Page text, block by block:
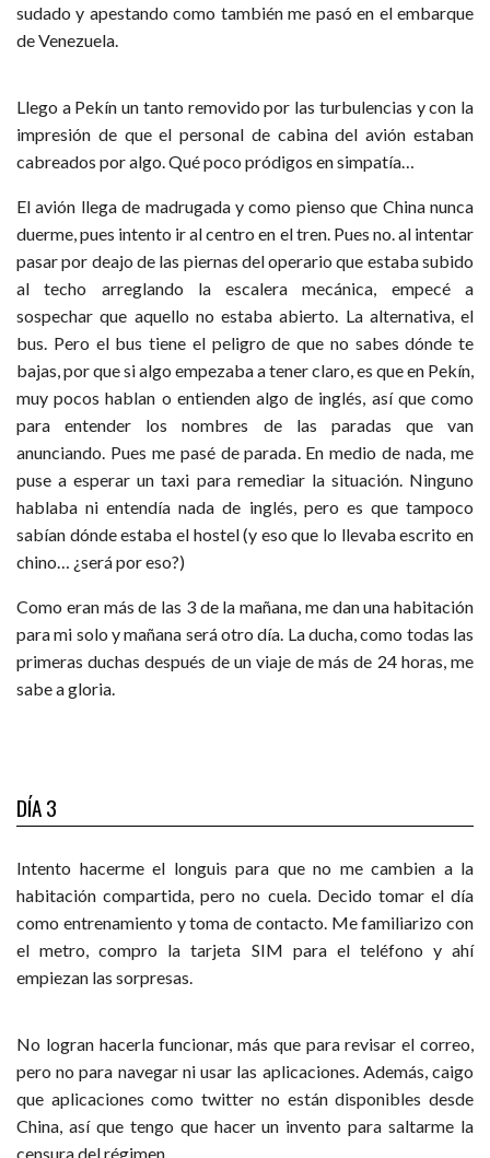
sudado y apestando como también me pasó en el embarque
de Venezuela.
Llego a Pekín un tanto removido por las turbulencias y con la
impresión de que el personal de cabina del avión estaban
cabreados por algo. Qué poco pródigos en simpatía…
El avión llega de madrugada y como pienso que China nunca
duerme, pues intento ir al centro en el tren. Pues no. al intentar
pasar por deajo de las piernas del operario que estaba subido
al techo arreglando la escalera mecánica, empecé a
sospechar que aquello no estaba abierto. La alternativa, el
bus. Pero el bus tiene el peligro de que no sabes dónde te
bajas, por que si algo empezaba a tener claro, es que en Pekín,
muy pocos hablan o entienden algo de inglés, así que como
para entender los nombres de las paradas que van
anunciando. Pues me pasé de parada. En medio de nada, me
puse a esperar un taxi para remediar la situación. Ninguno
hablaba ni entendía nada de inglés, pero es que tampoco
sabían dónde estaba el hostel (y eso que lo llevaba escrito en
chino… ¿será por eso?)
Como eran más de las 3 de la mañana, me dan una habitación
para mi solo y mañana será otro día. La ducha, como todas las
primeras duchas después de un viaje de más de 24 horas, me
sabe a gloria.
DÍA 3
Intento hacerme el longuis para que no me cambien a la
habitación compartida, pero no cuela. Decido tomar el día
como entrenamiento y toma de contacto. Me familiarizo con
el metro, compro la tarjeta SIM para el teléfono y ahí
empiezan las sorpresas.
No logran hacerla funcionar, más que para revisar el correo,
pero no para navegar ni usar las aplicaciones. Además, caigo
que aplicaciones como twitter no están disponibles desde
China, así que tengo que hacer un invento para saltarme la
censura del régimen.